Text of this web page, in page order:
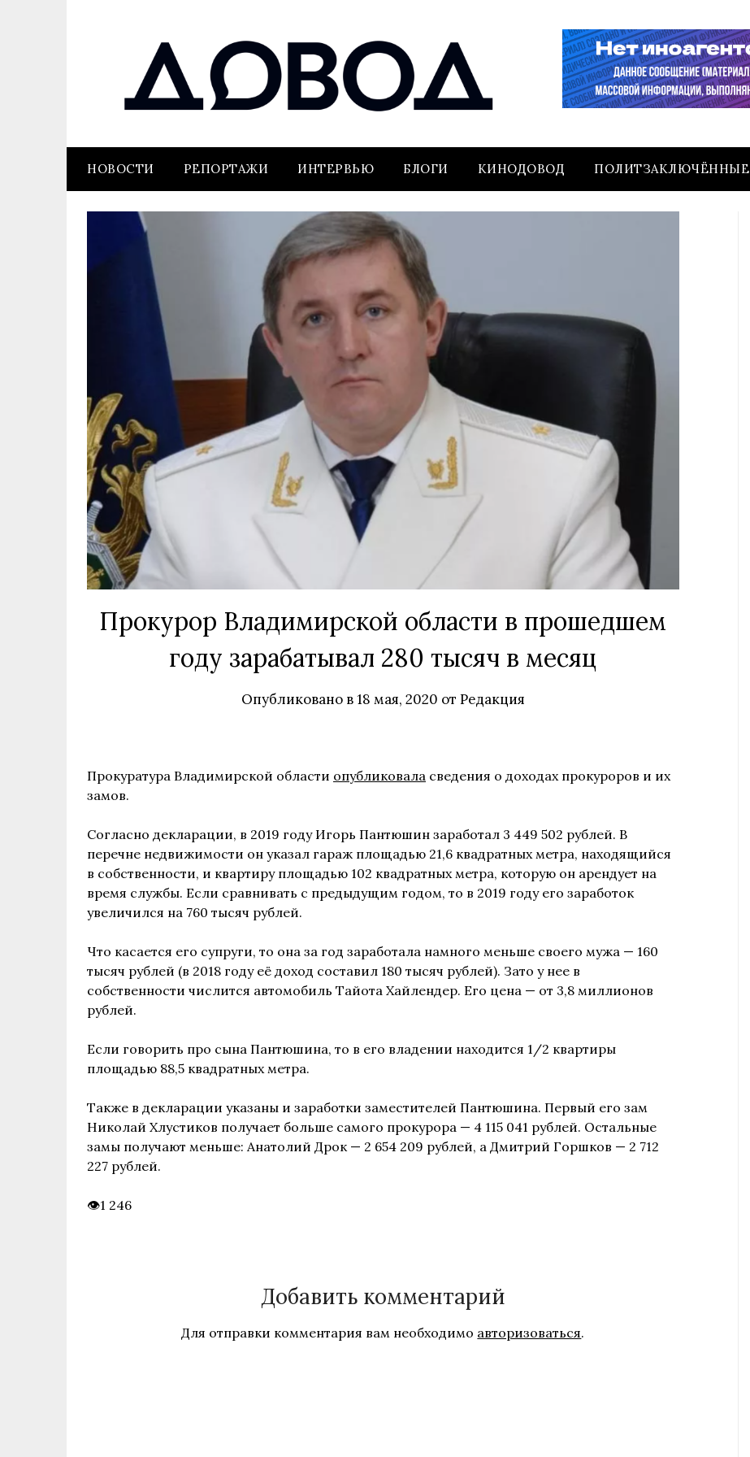
НОВОСТИ РЕПОРТАЖИ ИНТЕРВЬЮ БЛОГИ КИНОДОВОД ПОЛИТЗАКЛЮЧЁННЫЕ
Прокурор Владимирской области в прошедшем
году зарабатывал 280 тысяч в месяц
Опубликовано в18 мая, 2020 от Редакция
Прокуратура Владимирской области опубликовала сведения о доходах прокуроров и их
замов.
Согласно декларации, в 2019 году Игорь Пантюшин заработал 3 449 502 рублей. В
перечне недвижимости он указал гараж площадью 21,6 квадратных метра, находящийся
в собственности, и квартиру площадью 102 квадратных метра, которую он арендует на
время службы. Если сравнивать с предыдущим годом, то в 2019 году его заработок
увеличился на 760 тысяч рублей.
Что касается его супруги, то она за год заработала намного меньше своего мужа — 160
тысяч рублей (в 2018 году её доход составил 180 тысяч рублей). Зато у нее в
собственности числится автомобиль Тайота Хайлендер. Его цена — от 3,8 миллионов
рублей.
Если говорить про сына Пантюшина, то в его владении находится 1/2 квартиры
площадью 88,5 квадратных метра.
Также в декларации указаны и заработки заместителей Пантюшина. Первый его зам
Николай Хлустиков получает больше самого прокурора — 4 115 041 рублей. Остальные
замы получают меньше: Анатолий Дрок — 2 654 209 рублей, а Дмитрий Горшков — 2 712
227 рублей.
1 246
Добавить комментарий
Для отправки комментария вам необходимо авторизоваться.